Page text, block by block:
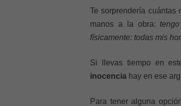
Te sorprendería cuántas
manos a la obra:
físicamente: todas mis
Si llevas tiempo en
inocencia hay en ese
Para tener alguna